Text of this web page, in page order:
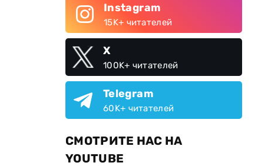
Instagram
15K+ читателей
X
100K+ читателей
Telegram
60K+ читателей
СМОТРИТЕ НАС НА
YOUTUBE